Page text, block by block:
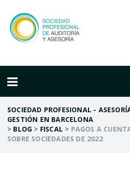
SOCIEDAD PROFESIONAL -
GESTIÓN EN BARCELONA
> BLOG > FISCAL > PAGOS A
SOBRE SOCIEDADES DE 2022